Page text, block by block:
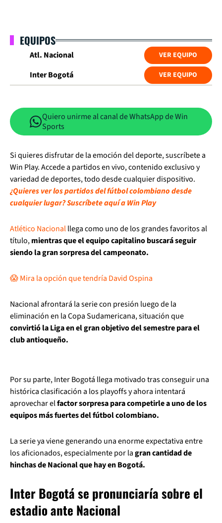
EQUIPOS
Atl. Nacional VER EQUIPO
Inter Bogotá VER EQUIPO
Quiero unirme al canal de WhatsApp de Win
Sports
Si quieres disfrutar de la emoción del deporte, suscríbete a
Win Play. Accede a partidos en vivo, contenido exclusivo y
variedad de deportes, todo desde cualquier dispositivo.
¿Quieres ver los partidos del fútbol colombiano desde
cualquier lugar? Suscríbete aquí a Win Play
Atlético Nacionalllega como uno de los grandes favoritos al
título,mientras que el equipo capitalino buscará seguir
siendo la gran sorpresa del campeonato.
😱 Mira la opción que tendría David Ospina
Nacional afrontará la serie con presión luego de la
eliminación en la Copa Sudamericana, situación que
convirtió la Liga en el gran objetivo del semestre para el
club antioqueño.
Por su parte, Inter Bogotá llega motivado tras conseguir una
histórica clasificación a los playoffs y ahora intentará
aprovechar elfactor sorpresa para competirle a uno de los
equipos más fuertes del fútbol colombiano.
La serie ya viene generando una enorme expectativa entre
los aficionados, especialmente por lagran cantidad de
hinchas de Nacional que hay en Bogotá.
Inter Bogotá se pronunciaría sobre el
estadio ante Nacional